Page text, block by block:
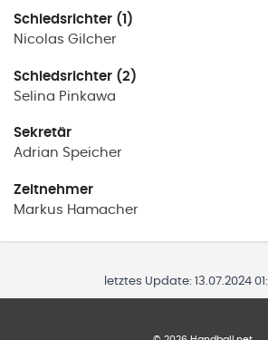
Schiedsrichter (1)
Nicolas Gilcher
Schiedsrichter (2)
Selina Pinkawa
Sekretär
Adrian Speicher
Zeitnehmer
Markus Hamacher
letztes Update: 13.07.2024